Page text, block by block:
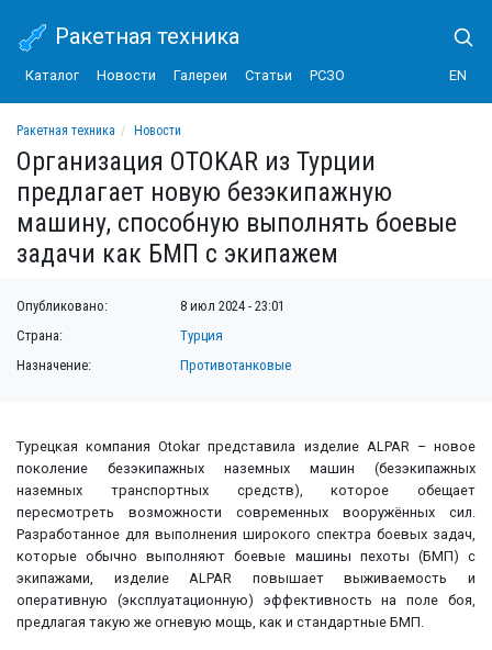
Ракетная техника
Каталог Новости Галереи Статьи РСЗО EN
Ракетная техника
Новости
Организация OTOKAR из Турции предлагает новую безэкипажную машину,
Организация OTOKAR из Турции
предлагает новую безэкипажную
машину, способную выполнять боевые
задачи как БМП с экипажем
Опубликовано:
8 июл 2024 - 23:01
Страна:
Турция
Назначение:
Противотанковые
Турецкая компания Otokar представила изделие ALPAR – новое
поколение безэкипажных наземных машин (безэкипажных
наземных транспортных средств), которое обещает
пересмотреть возможности современных вооружённых сил.
Разработанное для выполнения широкого спектра боевых задач,
которые обычно выполняют боевые машины пехоты (БМП) с
экипажами, изделие ALPAR повышает выживаемость и
оперативную (эксплуатационную) эффективность на поле боя,
предлагая такую же огневую мощь, как и стандартные БМП.